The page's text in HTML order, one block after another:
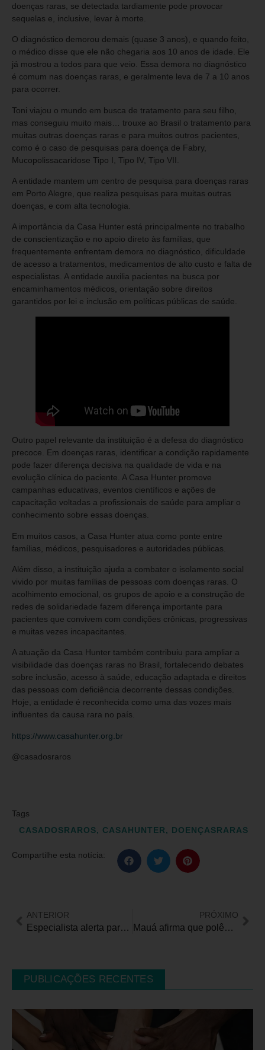
doenças raras, se detectada tardiamente pode provocar
sequelas e, inclusive, levar à morte.
O diagnóstico demorou demais (quase 3 anos), e quando feito,
o médico disse que ele não chegaria aos 10 anos de idade. Ele
já mostrou a todos para que veio. Essa demora no diagnóstico
é comum nas doenças raras, e geralmente leva de 7 a 10 anos
para ocorrer.
Toni viajou o mundo em busca de tratamento para seu filho,
mas conseguiu muito mais… trouxe ao Brasil o tratamento para
muitas outras doenças raras e para muitos outros pacientes,
como é o caso de pesquisas para doença de Fabry,
Mucopolissacaridose Tipo I, Tipo IV, Tipo VII.
A entidade mantem um centro de pesquisa para doenças raras
em Porto Alegre, que realiza pesquisas para muitas outras
doenças, e com alta tecnologia.
A importância da Casa Hunter está principalmente no trabalho
de conscientização e no apoio direto às famílias, que
frequentemente enfrentam demora no diagnóstico, dificuldade
de acesso a tratamentos, medicamentos de alto custo e falta de
especialistas. A entidade auxilia pacientes na busca por
encaminhamentos médicos, orientação sobre direitos
garantidos por lei e inclusão em políticas públicas de saúde.
Outro papel relevante da instituição é a defesa do diagnóstico
precoce. Em doenças raras, identificar a condição rapidamente
pode fazer diferença decisiva na qualidade de vida e na
evolução clínica do paciente. A Casa Hunter promove
campanhas educativas, eventos científicos e ações de
capacitação voltadas a profissionais de saúde para ampliar o
conhecimento sobre essas doenças.
Em muitos casos, a Casa Hunter atua como ponte entre
famílias, médicos, pesquisadores e autoridades públicas.
Além disso, a instituição ajuda a combater o isolamento social
vivido por muitas famílias de pessoas com doenças raras. O
acolhimento emocional, os grupos de apoio e a construção de
redes de solidariedade fazem diferença importante para
pacientes que convivem com condições crônicas, progressivas
e muitas vezes incapacitantes.
A atuação da Casa Hunter também contribuiu para ampliar a
visibilidade das doenças raras no Brasil, fortalecendo debates
sobre inclusão, acesso à saúde, educação adaptada e direitos
das pessoas com deficiência decorrente dessas condições.
Hoje, a entidade é reconhecida como uma das vozes mais
influentes da causa rara no país.
https://www.casahunter.org.br
@casadosraros
Tags
CASADOSRAROS, CASAHUNTER, DOENÇASRARAS
Compartilhe esta notícia:
ANTERIOR
Especialista alerta para diagnóstico precoce e avanços no tratamento da Síndrome de Hunter
PRÓXIMO
Mauá afirma que polêmica sobre o Conselho Municipal da Pessoa com Deficiência serão prestadas dentro do âmbito legal
PUBLICAÇÕES RECENTES